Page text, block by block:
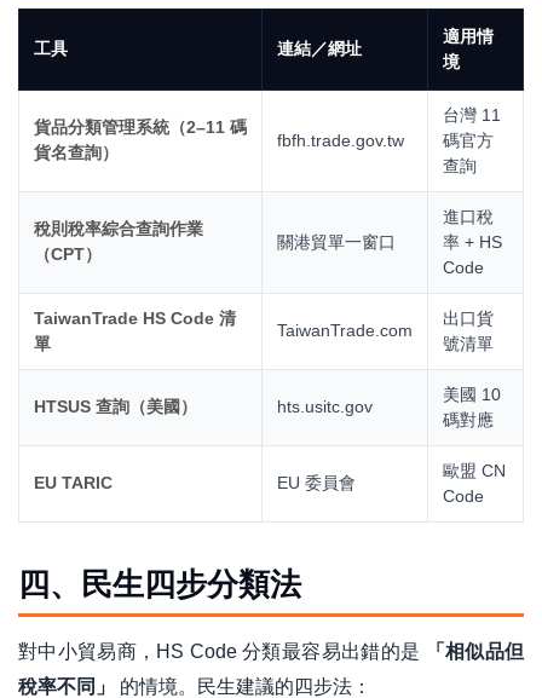
工具 連結／網址
適用情
境
貨品分類管理系統（2–11 碼
貨名查詢）
fbfh.trade.gov.tw
台灣 11
碼官方
查詢
稅則稅率綜合查詢作業
（CPT）
關港貿單一窗口
進口稅
率 + HS
Code
TaiwanTrade HS Code 清
單
TaiwanTrade.com
出口貨
號清單
HTSUS 查詢（美國） hts.usitc.gov
美國 10
碼對應
EU TARIC EU 委員會
歐盟 CN
Code
四、民生四步分類法
對中小貿易商，HS Code 分類最容易出錯的是
「相似品但
稅率不同」
的情境。民生建議的四步法：